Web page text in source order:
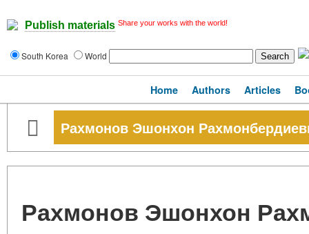
Publish materials Share your works with the world!
South Korea World
Home Authors Articles
Рахмонов Эшонхон
Рахмонов Эшонхон